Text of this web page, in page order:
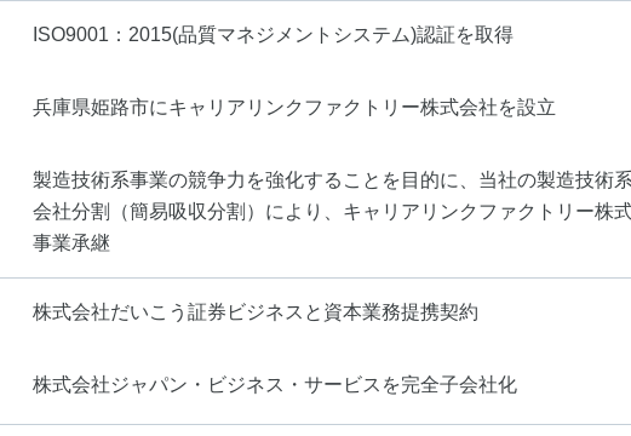
ISO9001：2015(品質マネジメントシステム)認証を取得
兵庫県姫路市にキャリアリンクファクトリー株式会社を設立
製造技術系事業の競争力を強化することを目的に、当社の製造技術
会社分割（簡易吸収分割）により、キャリアリンクファクトリー株
事業承継
株式会社だいこう証券ビジネスと資本業務提携契約
株式会社ジャパン・ビジネス・サービスを完全子会社化